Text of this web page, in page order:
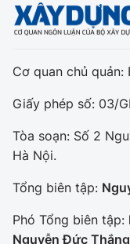
Cơ quan chủ quản:
Giấy phép số: 03/
Tòa soạn: Số 2
Hà Nội.
Tổng biên tập:
Phó Tổng biên tập:
Nguyễn Đức